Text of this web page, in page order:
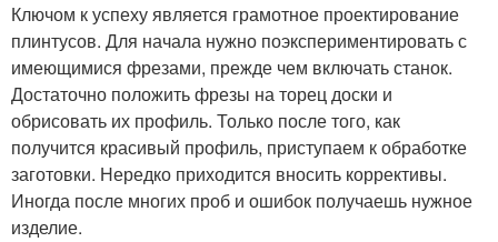
Ключом к успеху является грамотное проектирование
плинтусов. Для начала нужно поэкспериментировать с
имеющимися фрезами, прежде чем включать станок.
Достаточно положить фрезы на торец доски и
обрисовать их профиль. Только после того, как
получится красивый профиль, приступаем к обработке
заготовки. Нередко приходится вносить коррективы.
Иногда после многих проб и ошибок получаешь нужное
изделие.